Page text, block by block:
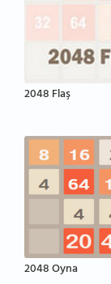
2048 Flaş
2048 Oyna